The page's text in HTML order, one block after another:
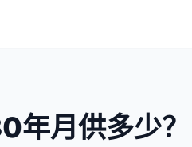
月供多少？